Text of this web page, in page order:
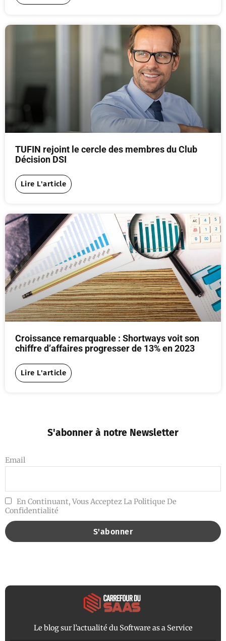
TUFIN rejoint le cercle des membres du Club
Décision DSI
Lire L'article
Croissance remarquable : Shortways voit son
chiffre d’affaires progresser de 13% en 2023
Lire L'article
S'abonner à notre Newsletter
Email
En Continuant, Vous Acceptez La Politique De
Confidentialité
Le blog sur l’actualité du Software as a Service